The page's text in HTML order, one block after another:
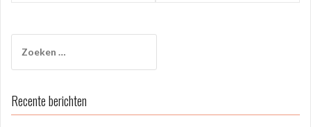
naar:
Recente berichten